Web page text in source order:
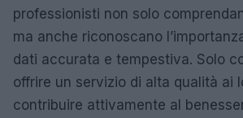
professionisti non solo
ma anche riconoscano
dati accurata e tempestiva. Solo
offrire un servizio di alta qualità ai
contribuire attivamente al